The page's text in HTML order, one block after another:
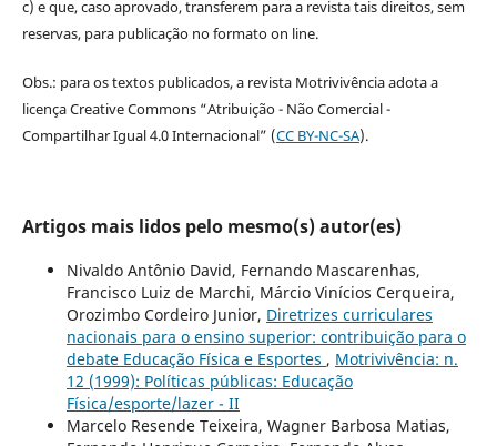
c) e que, caso aprovado, transferem para a revista tais direitos, sem
reservas, para publicação no formato on line.
Obs.: para os textos publicados, a revista Motrivivência adota a
licença Creative Commons “Atribuição - Não Comercial -
Compartilhar Igual 4.0 Internacional” (CC BY-NC-SA).
Artigos mais lidos pelo mesmo(s) autor(es)
Nivaldo Antônio David, Fernando Mascarenhas,
Francisco Luiz de Marchi, Márcio Vinícios Cerqueira,
Orozimbo Cordeiro Junior, Diretrizes curriculares
nacionais para o ensino superior: contribuição para o
debate Educação Física e Esportes , Motrivivência: n.
12 (1999): Políticas públicas: Educação
Física/esporte/lazer - II
Marcelo Resende Teixeira, Wagner Barbosa Matias,